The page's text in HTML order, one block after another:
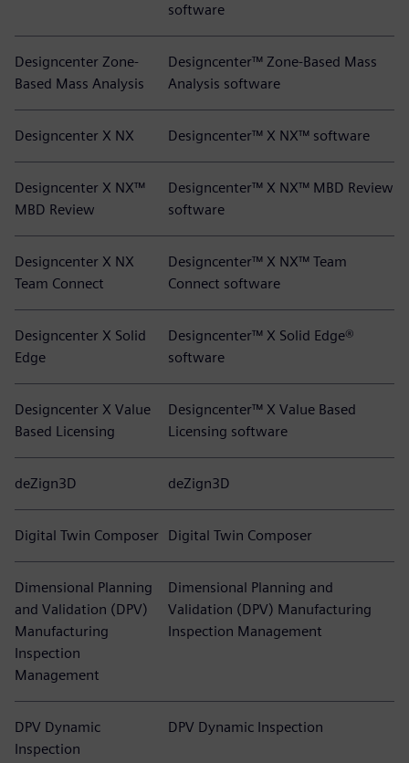
software
Designcenter Zone-
Based Mass Analysis
Designcenter™ Zone-Based Mass
Analysis software
Designcenter X NX Designcenter™ X NX™ software
Designcenter X NX™
MBD Review
Designcenter™ X NX™ MBD Review
software
Designcenter X NX
Team Connect
Designcenter™ X NX™ Team
Connect software
Designcenter X Solid
Edge
Designcenter™ X Solid Edge®
software
Designcenter X Value
Based Licensing
Designcenter™ X Value Based
Licensing software
deZign3D deZign3D
Digital Twin Composer Digital Twin Composer
Dimensional Planning
and Validation (DPV)
Manufacturing
Inspection
Management
Dimensional Planning and
Validation (DPV) Manufacturing
Inspection Management
DPV Dynamic
Inspection
DPV Dynamic Inspection